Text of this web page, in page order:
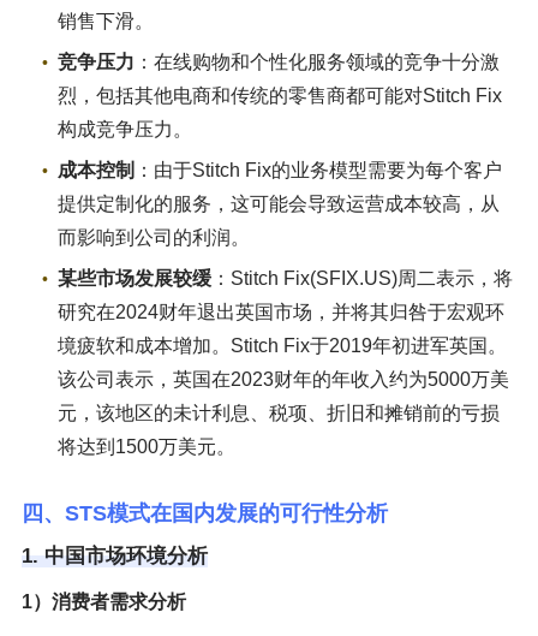
销售下滑。
竞争压力 ：在线购物和个性化服务领域的竞争十分激
烈，包括其他电商和传统的零售商都可能对Stitch Fix
构成竞争压力。
成本控制 ：由于Stitch Fix的业务模型需要为每个客户
提供定制化的服务，这可能会导致运营成本较高，从
而影响到公司的利润。
某些市场发展较缓 ：Stitch Fix(SFIX.US)周二表示，将
研究在2024财年退出英国市场，并将其归咎于宏观环
境疲软和成本增加。Stitch Fix于2019年初进军英国。
该公司表示，英国在2023财年的年收入约为5000万美
元，该地区的未计利息、税项、折旧和摊销前的亏损
将达到1500万美元。
四、STS模式在国内发展的可行性分析
1. 中国市场环境分析
1）消费者需求分析